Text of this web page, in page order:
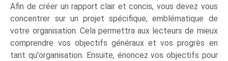
Afin de créer un rapport clair et concis, vous devez vous
concentrer sur un projet spécifique, emblématique de
votre organisation. Cela permettra aux lecteurs de mieux
comprendre vos objectifs généraux et vos progrès en
tant qu'organisation. Ensuite, énoncez vos objectifs pour